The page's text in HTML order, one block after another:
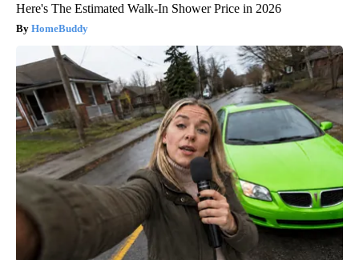
Here's The Estimated Walk-In Shower Price in 2026
HomeBuddy